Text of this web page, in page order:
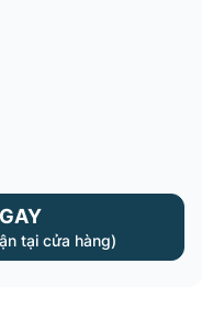
tại cửa hàng)